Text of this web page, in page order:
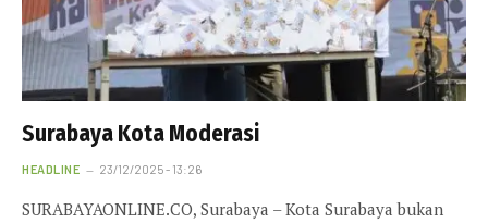
Surabaya Kota Moderasi
HEADLINE 23/12/2025 - 13:26
SURABAYAONLINE.CO, Surabaya – Kota Surabaya bukan